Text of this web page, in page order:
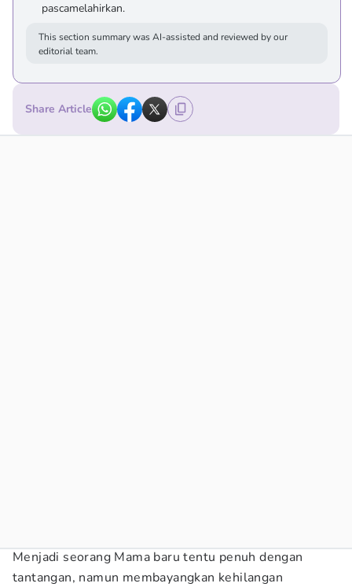
pascamelahirkan.
This section summary was AI-assisted and reviewed by our
editorial team.
Share Article
Menjadi seorang Mama baru tentu penuh dengan
tantangan, namun membayangkan kehilangan